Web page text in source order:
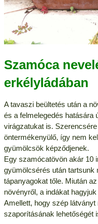
Szamóca
erkélyládában
A tavaszi beültetés után a
és a felmelegedés hatására
virágzatukat is.
öntermékenyülő, így nem
gyümölcsök képződjenek.
Egy szamócatövön akár 10
gyümölcsérés után tartsunk
tápanyagokat tőle. Miután
növényről, a indákat
Amellett, hogy szép
szaporításának lehetőségét